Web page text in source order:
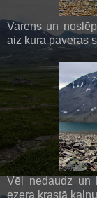
Varens un
aiz kura paveras
Vēl nedaudz un
ezera krastā